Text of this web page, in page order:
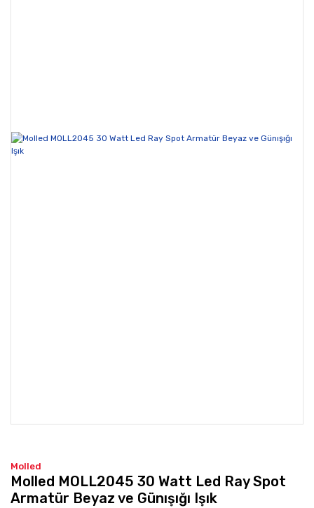
Molled
Molled MOLL2045 30 Watt Led Ray Spot
Armatür Beyaz ve Günışığı Işık